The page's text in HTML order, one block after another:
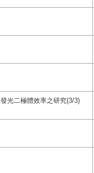
光二極體效率之研究(3/3)